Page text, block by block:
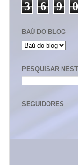
3 6 9 0
BAÚ DO BLOG
PESQUISAR
SEGUIDORES